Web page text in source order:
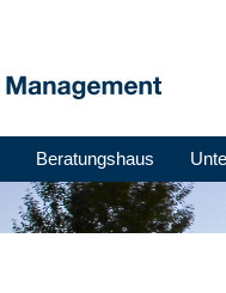
Beratungshaus